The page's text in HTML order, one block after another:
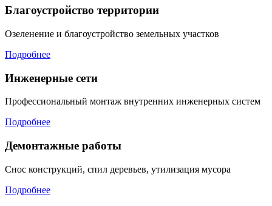
Благоустройство территории
Озеленение и благоустройство земельных участков
Подробнее
Инженерные сети
Профессиональный монтаж внутренних инженерных систем
Подробнее
Демонтажные работы
Снос конструкций, спил деревьев, утилизация мусора
Подробнее